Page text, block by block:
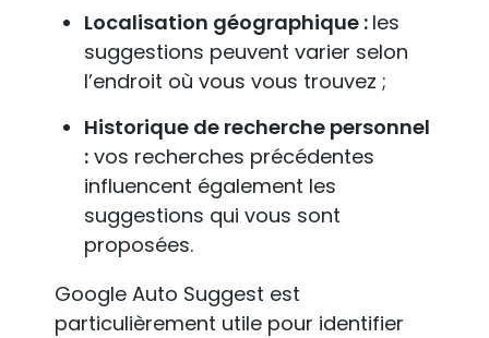
Localisation géographique : les
suggestions peuvent varier selon
l’endroit où vous vous trouvez ;
Historique de recherche personnel
: vos recherches précédentes
influencent également les
suggestions qui vous sont
proposées​.
Google Auto Suggest est
particulièrement utile pour identifier